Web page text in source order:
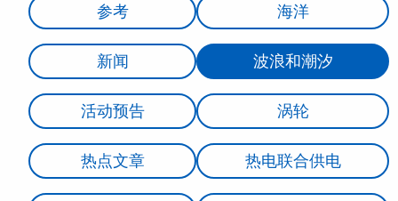
参考
新闻
活动预告
热点文章
海洋
波浪和潮汐
涡轮
热电联合供电